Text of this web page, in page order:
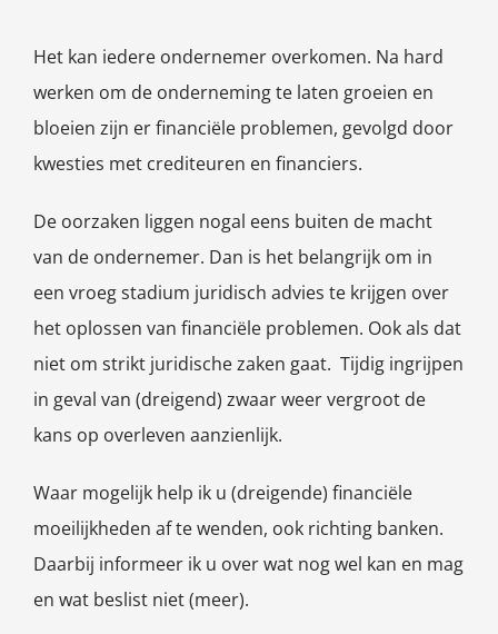
Het kan iedere ondernemer overkomen. Na hard
werken om de onderneming te laten groeien en
bloeien zijn er financiële problemen, gevolgd door
kwesties met crediteuren en financiers.
De oorzaken liggen nogal eens buiten de macht
van de ondernemer. Dan is het belangrijk om in
een vroeg stadium juridisch advies te krijgen over
het oplossen van financiële problemen. Ook als dat
niet om strikt juridische zaken gaat. Tijdig ingrijpen
in geval van (dreigend) zwaar weer vergroot de
kans op overleven aanzienlijk.
Waar mogelijk help ik u (dreigende) financiële
moeilijkheden af te wenden, ook richting banken.
Daarbij informeer ik u over wat nog wel kan en mag
en wat beslist niet (meer).